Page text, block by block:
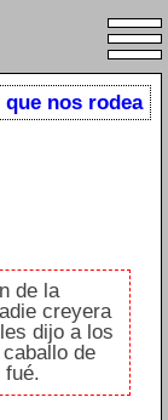
que nos rodea
de la
creyera
dijo a los
de
fué.